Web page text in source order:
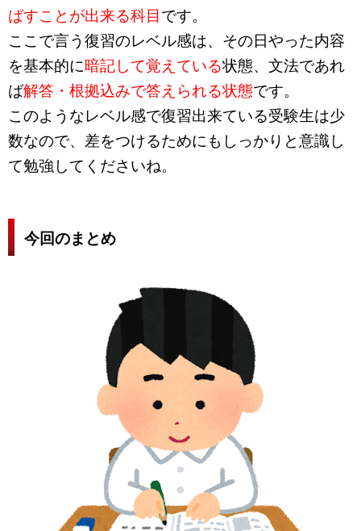
ばすことが出来る科目 です。
ここで言う復習のレベル感は、その日やった内容
を基本的に暗記して覚えている状態、文法であれ
ば解答・根拠込みで答えられる状態です。
このようなレベル感で復習出来ている受験生は少
数なので、差をつけるためにもしっかりと意識し
て勉強してくださいね。
今回のまとめ